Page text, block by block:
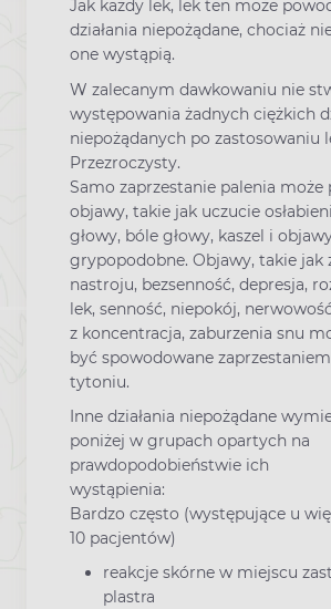
Jak każdy lek, lek ten może
działania niepożądane, chociaż
one wystąpią.
W zalecanym dawkowaniu nie
występowania żadnych ciężkich
niepożądanych po zastosowaniu
Przezroczysty.
Samo zaprzestanie palenia może
objawy, takie jak uczucie
głowy, bóle głowy, kaszel i
grypopodobne. Objawy, takie jak
nastroju, bezsenność, depresja,
lek, senność, niepokój,
z koncentracja, zaburzenia snu
być spowodowane
tytoniu.
Inne działania niepożądane
poniżej w grupach opartych na
prawdopodobieństwie ich
wystąpienia:
Bardzo często (występujące u
10 pacjentów)
reakcje skórne w miejscu
plastra